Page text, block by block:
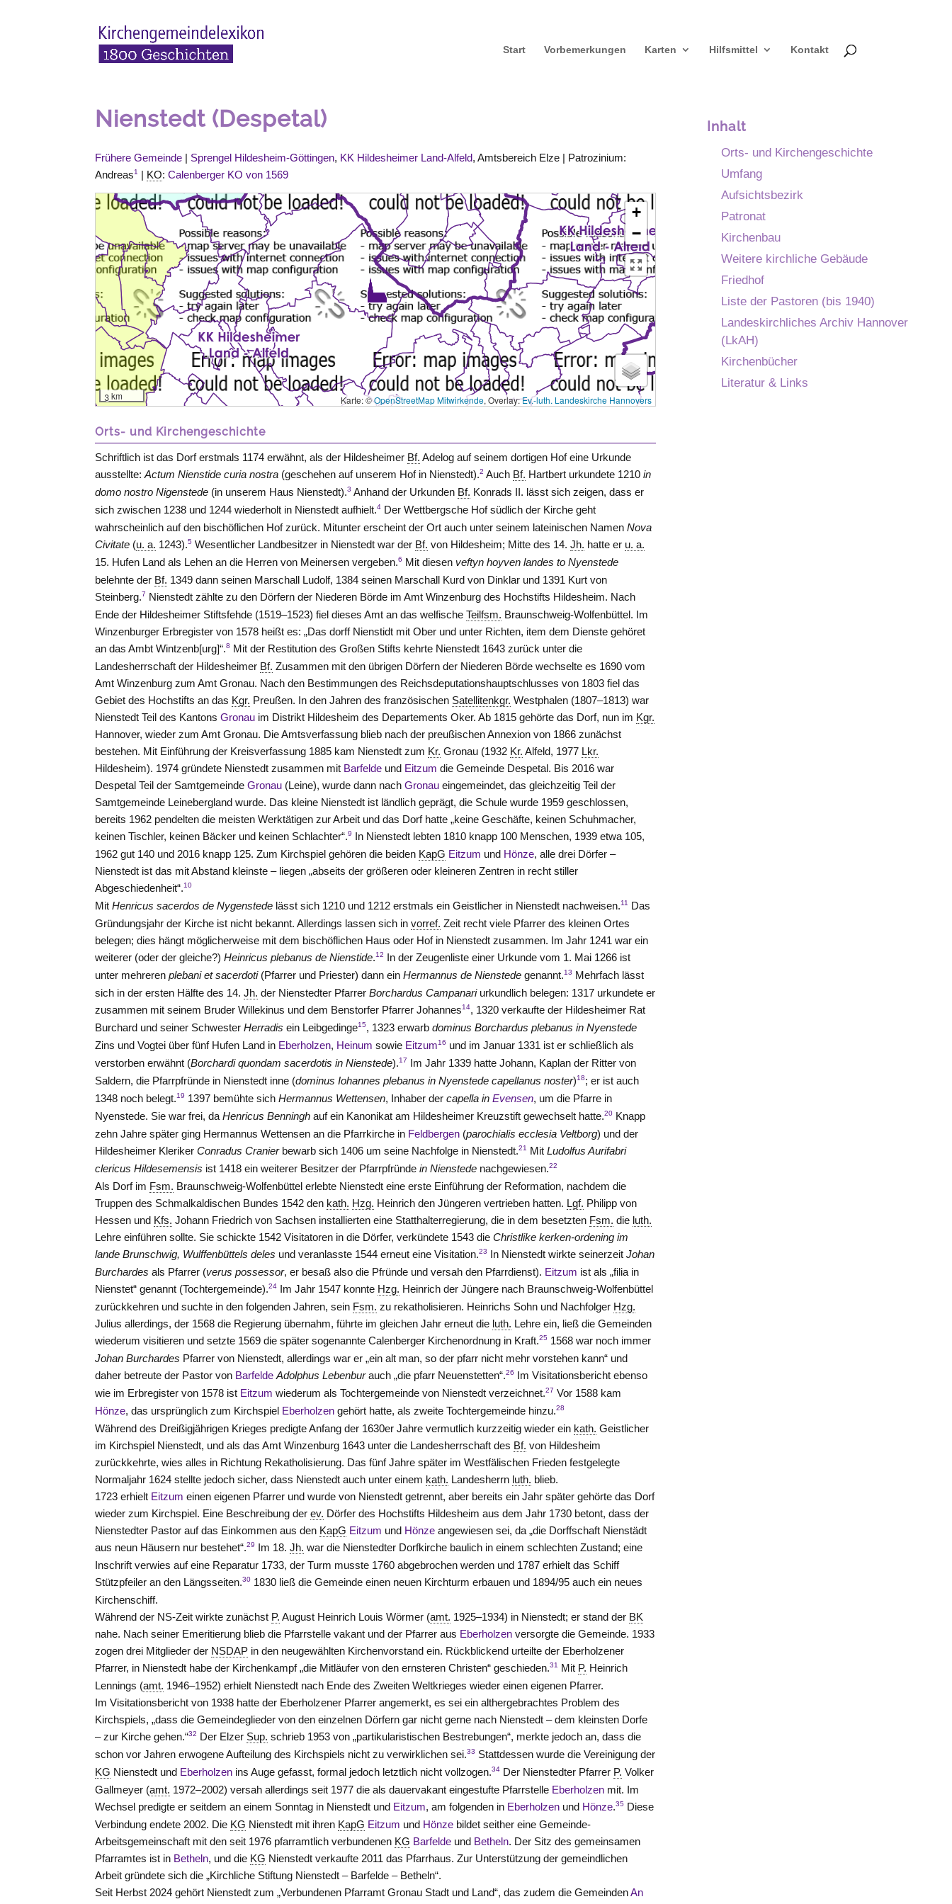
Start Vorbemerkungen Karten Hilfsmittel Kontakt
Nienstedt (Despetal)
Frühere Gemeinde | Sprengel Hildesheim-Göttingen, KK Hildesheimer Land-Alfeld, Amtsbereich Elze | Patrozinium:
Andreas1 | KO:Calenberger KO von 1569
+
−
3 km Karte: ©OpenStreetMap Mitwirkende, Overlay:Ev.-luth. Landeskirche Hannovers
Orts- und Kirchengeschichte
Schriftlich ist das Dorf erstmals 1174 erwähnt, als der Hildesheimer Bf. Adelog auf seinem dortigen Hof eine Urkunde
ausstellte:Actum Nienstide curia nostra (geschehen auf unserem Hof in Nienstedt).2 Auch Bf. Hartbert urkundete 1210in
domo nostro Nigenstede (in unserem Haus Nienstedt).3 Anhand der Urkunden Bf. Konrads II. lässt sich zeigen, dass er
sich zwischen 1238 und 1244 wiederholt in Nienstedt aufhielt.4 Der Wettbergsche Hof südlich der Kirche geht
wahrscheinlich auf den bischöflichen Hof zurück. Mitunter erscheint der Ort auch unter seinem lateinischen NamenNova
Civitate (u. a. 1243).5 Wesentlicher Landbesitzer in Nienstedt war der Bf. von Hildesheim; Mitte des 14.Jh. hatte er u. a.
15. Hufen Land als Lehen an die Herrenvon Meinersen vergeben.6 Mit diesen veftyn hoyven landes to Nyenstede
belehnte der Bf. 1349 dann seinen Marschall Ludolf, 1384 seinen Marschall Kurd von Dinklar und 1391 Kurtvon
Steinberg.7 Nienstedt zählte zu den Dörfern der Niederen Börde im AmtWinzenburg des Hochstifts Hildesheim. Nach
Ende der Hildesheimer Stiftsfehde (1519–1523) fiel dieses Amt an das welfischeTeilfsm. Braunschweig-Wolfenbüttel. Im
Winzenburger Erbregister von 1578 heißt es: „Das dorff Nienstidt mit Ober und unter Richten, item dem Dienste gehöret
an das Ambt Wintzenb[urg]“.8 Mit der Restitution des Großen Stifts kehrte Nienstedt 1643 zurück unter die
Landesherrschaft der Hildesheimer Bf. Zusammen mit den übrigen Dörfern der Niederen Börde wechselte es 1690 vom
AmtWinzenburg zum AmtGronau. Nach den Bestimmungen des Reichsdeputationshauptschlusses von 1803 fiel das
Gebiet des Hochstifts an das Kgr. Preußen. In den Jahren des französischen Satellitenkgr. Westphalen (1807–1813) war
Nienstedt Teil des KantonsGronau im Distrikt Hildesheim des Departements Oker. Ab 1815 gehörte das Dorf, nun im Kgr.
Hannover, wieder zum AmtGronau. Die Amtsverfassung blieb nach der preußischen Annexion von 1866 zunächst
bestehen. Mit Einführung der Kreisverfassung 1885 kam Nienstedt zum Kr. Gronau (1932 Kr. Alfeld, 1977 Lkr.
Hildesheim). 1974 gründete Nienstedt zusammen mit Barfelde und Eitzum die Gemeinde Despetal. Bis 2016 war
Despetal Teil der SamtgemeindeGronau (Leine), wurde dann nachGronau eingemeindet, das gleichzeitig Teil der
Samtgemeinde Leinebergland wurde. Das kleine Nienstedt ist ländlich geprägt, die Schule wurde 1959 geschlossen,
bereits 1962 pendelten die meisten Werktätigen zur Arbeit und das Dorf hatte „keine Geschäfte, keinen Schuhmacher,
keinen Tischler, keinen Bäcker und keinen Schlachter“.9 In Nienstedt lebten 1810 knapp 100 Menschen, 1939 etwa 105,
1962 gut 140 und 2016 knapp 125. Zum Kirchspiel gehören die beiden KapG Eitzum und Hönze, alle drei Dörfer –
Nienstedt ist das mit Abstand kleinste – liegen „abseits der größeren oder kleineren Zentren in recht stiller
Abgeschiedenheit“.10
MitHenricus sacerdos de Nygenstede lässt sich 1210 und 1212 erstmals ein Geistlicher in Nienstedt nachweisen.11
Das
Gründungsjahr der Kirche ist nicht bekannt. Allerdings lassen sich invorref. Zeit recht viele Pfarrer des kleinen Ortes
belegen; dies hängt möglicherweise mit dem bischöflichen Haus oder Hof in Nienstedt zusammen. Im Jahr 1241 war ein
weiterer (oder der gleiche?)Heinricus plebanus de Nienstide.12 In der Zeugenliste einer Urkunde vom 1. Mai 1266 ist
unter mehrerenplebani et sacerdoti(Pfarrer und Priester) dann einHermannus de Nienstede genannt.13 Mehrfach lässt
sich in der ersten Hälfte des 14.Jh. der Nienstedter PfarrerBorchardus Campanariurkundlich belegen: 1317 urkundete er
zusammen mit seinem Bruder Willekinus und dem Benstorfer Pfarrer Johannes14, 1320 verkaufte der Hildesheimer Rat
Burchard und seiner SchwesterHerradis ein Leibgedinge15, 1323 erwarbdominus Borchardus plebanus in Nyenstede
Zins und Vogtei über fünf Hufen Land in Eberholzen, Heinum sowie Eitzum16 und im Januar 1331 ist er schließlich als
verstorben erwähnt (Borchardi quondam sacerdotis in Nienstede).17 Im Jahr 1339 hatte Johann, Kaplan der Rittervon
Saldern, die Pfarrpfründe in Nienstedt inne (dominus Iohannes plebanus in Nyenstede capellanus noster)18; er ist auch
1348 noch belegt.19 1397 bemühte sichHermannus Wettensen, Inhaber dercapella inEvensen, um die Pfarre in
Nyenstede. Sie war frei, daHenricus Benningh auf ein Kanonikat am Hildesheimer Kreuzstift gewechselt hatte.20 Knapp
zehn Jahre später ging HermannusWettensen an die Pfarrkirche in Feldbergen (parochialis ecclesia Veltborg) und der
Hildesheimer KlerikerConradus Cranierbewarb sich 1406 um seine Nachfolge in Nienstedt.21 MitLudolfus Aurifabri
clericus Hildesemensis ist 1418 ein weiterer Besitzer der Pfarrpfründein Nienstede nachgewiesen.22
Als Dorf im Fsm. Braunschweig-Wolfenbüttel erlebte Nienstedt eine erste Einführung der Reformation, nachdem die
Truppen des Schmalkaldischen Bundes 1542 den kath. Hzg. Heinrich den Jüngeren vertrieben hatten. Lgf. Philipp von
Hessen und Kfs. Johann Friedrich von Sachsen installierten eine Statthalterregierung, die in dem besetzten Fsm. die luth.
Lehre einführen sollte. Sie schickte 1542 Visitatoren in die Dörfer, verkündete 1543 dieChristlike kerken-ordening im
lande Brunschwig, Wulffenbüttels deles und veranlasste 1544 erneut eine Visitation.23 In Nienstedt wirkte seinerzeitJohan
Burchardes als Pfarrer (verus possessor, er besaß also die Pfründe und versah den Pfarrdienst). Eitzum ist als „filia in
Nienstet“ genannt (Tochtergemeinde).24 Im Jahr 1547 konnte Hzg. Heinrich der Jüngere nach Braunschweig-Wolfenbüttel
zurückkehren und suchte in den folgenden Jahren, sein Fsm. zu rekatholisieren. Heinrichs Sohn und Nachfolger Hzg.
Julius allerdings, der 1568 die Regierung übernahm, führte im gleichen Jahr erneut die luth. Lehre ein, ließ die Gemeinden
wiederum visitieren und setzte 1569 die später sogenannte Calenberger Kirchenordnung in Kraft.25 1568 war noch immer
Johan Burchardes Pfarrer von Nienstedt, allerdings war er „ein alt man, so der pfarr nicht mehr vorstehen kann“ und
daher betreute der Pastor von Barfelde Adolphus Lebenburauch „die pfarr Neuenstetten“.26 Im Visitationsbericht ebenso
wie im Erbregister von 1578 ist Eitzum wiederum als Tochtergemeinde von Nienstedt verzeichnet.27 Vor 1588 kam
Hönze, das ursprünglich zum Kirchspiel Eberholzen gehört hatte, als zweite Tochtergemeinde hinzu.28
Während des Dreißigjährigen Krieges predigte Anfang der 1630er Jahre vermutlich kurzzeitig wieder ein kath. Geistlicher
im Kirchspiel Nienstedt, und als das Amt Winzenburg 1643 unter die Landesherrschaft des Bf. von Hildesheim
zurückkehrte, wies alles in Richtung Rekatholisierung. Das fünf Jahre später im Westfälischen Frieden festgelegte
Normaljahr 1624 stellte jedoch sicher, dass Nienstedt auch unter einem kath. Landesherrn luth. blieb.
1723 erhielt Eitzum einen eigenen Pfarrer und wurde von Nienstedt getrennt, aber bereits ein Jahr später gehörte das Dorf
wieder zum Kirchspiel. Eine Beschreibung derev. Dörfer des Hochstifts Hildesheim aus dem Jahr 1730 betont, dass der
Nienstedter Pastor auf das Einkommen aus den KapG Eitzum und Hönze angewiesen sei, da „die Dorffschaft Nienstädt
aus neun Häusern nur bestehet“.29 Im 18.Jh. war die Nienstedter Dorfkirche baulich in einem schlechten Zustand; eine
Inschrift verwies auf eine Reparatur 1733, der Turm musste 1760 abgebrochen werden und 1787 erhielt das Schiff
Stützpfeiler an den Längsseiten.30 1830 ließ die Gemeinde einen neuen Kirchturm erbauen und 1894/95 auch ein neues
Kirchenschiff.
Während der NS-Zeit wirkte zunächst P. August Heinrich Louis Wörmer (amt. 1925–1934) in Nienstedt; er stand der BK
nahe. Nach seiner Emeritierung blieb die Pfarrstelle vakant und der Pfarrer aus Eberholzen versorgte die Gemeinde. 1933
zogen drei Mitglieder der NSDAP in den neugewählten Kirchenvorstand ein. Rückblickend urteilte der Eberholzener
Pfarrer, in Nienstedt habe der Kirchenkampf „die Mitläufer von den ernsteren Christen“ geschieden.31 Mit P. Heinrich
Lennings (amt. 1946–1952) erhielt Nienstedt nach Ende des Zweiten Weltkrieges wieder einen eigenen Pfarrer.
Im Visitationsbericht von 1938 hatte der Eberholzener Pfarrer angemerkt, es sei ein althergebrachtes Problem des
Kirchspiels, „dass die Gemeindeglieder von den einzelnen Dörfern gar nicht gerne nach Nienstedt – dem kleinsten Dorfe
– zur Kirche gehen.“32 Der Elzer Sup. schrieb 1953 von „partikularistischen Bestrebungen“, merkte jedoch an, dass die
schon vor Jahren erwogene Aufteilung des Kirchspiels nicht zu verwirklichen sei.33 Stattdessen wurde die Vereinigung der
KG Nienstedt und Eberholzen ins Auge gefasst, formal jedoch letztlich nicht vollzogen.34 Der Nienstedter Pfarrer P. Volker
Gallmeyer (amt. 1972–2002) versah allerdings seit 1977 die als dauervakant eingestufte Pfarrstelle Eberholzen mit. Im
Wechsel predigte er seitdem an einem Sonntag in Nienstedt und Eitzum, am folgenden in Eberholzen und Hönze.35 Diese
Verbindung endete 2002. Die KG Nienstedt mit ihren KapG Eitzum und Hönze bildet seither eine Gemeinde-
Arbeitsgemeinschaft mit den seit 1976 pfarramtlich verbundenen KG Barfelde und Betheln. Der Sitz des gemeinsamen
Pfarramtes ist in Betheln, und die KG Nienstedt verkaufte 2011 das Pfarrhaus. Zur Unterstützung der gemeindlichen
Arbeit gründete sich die„Kirchliche Stiftung Nienstedt – Barfelde – Betheln“.
Seit Herbst 2024 gehört Nienstedt zum „Verbundenen PfarramtGronau Stadt und Land“, das zudem die GemeindenAn
Inhalt
Orts- und Kirchengeschichte
Umfang
Aufsichtsbezirk
Patronat
Kirchenbau
Weitere kirchliche Gebäude
Friedhof
Liste der Pastoren (bis 1940)
Landeskirchliches Archiv Hannover
(LkAH)
Kirchenbücher
Literatur & Links